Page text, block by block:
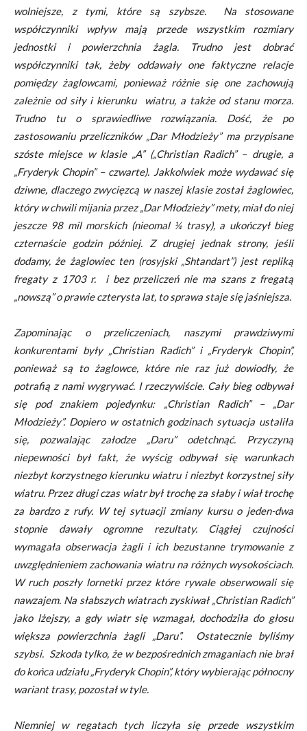
wolniejsze, z tymi, które są szybsze. Na stosowane
współczynniki wpływ mają przede wszystkim rozmiary
jednostki i powierzchnia żagla. Trudno jest dobrać
współczynniki tak, żeby oddawały one faktyczne relacje
pomiędzy żaglowcami, ponieważ różnie się one zachowują
zależnie od siły i kierunku wiatru, a także od stanu morza.
Trudno tu o sprawiedliwe rozwiązania. Dość, że po
zastosowaniu przeliczników „Dar Młodzieży” ma przypisane
szóste miejsce w klasie „A” („Christian Radich” – drugie, a
„Fryderyk Chopin” – czwarte). Jakkolwiek może wydawać się
dziwne, dlaczego zwycięzcą w naszej klasie został żaglowiec,
który w chwili mijania przez „Dar Młodzieży” mety, miał do niej
jeszcze 98 mil morskich (nieomal ¼ trasy), a ukończył bieg
czternaście godzin później. Z drugiej jednak strony, jeśli
dodamy, że żaglowiec ten (rosyjski „Shtandart”) jest repliką
fregaty z 1703 r. i bez przeliczeń nie ma szans z fregatą
„nowszą” o prawie czterysta lat, to sprawa staje się jaśniejsza.
Zapominając o przeliczeniach, naszymi prawdziwymi
konkurentami były „Christian Radich” i „Fryderyk Chopin”,
ponieważ są to żaglowce, które nie raz już dowiodły, że
potrafią z nami wygrywać. I rzeczywiście. Cały bieg odbywał
się pod znakiem pojedynku: „Christian Radich” – „Dar
Młodzieży”. Dopiero w ostatnich godzinach sytuacja ustaliła
się, pozwalając załodze „Daru” odetchnąć. Przyczyną
niepewności był fakt, że wyścig odbywał się warunkach
niezbyt korzystnego kierunku wiatru i niezbyt korzystnej siły
wiatru. Przez długi czas wiatr był trochę za słaby i wiał trochę
za bardzo z rufy. W tej sytuacji zmiany kursu o jeden-dwa
stopnie dawały ogromne rezultaty. Ciągłej czujności
wymagała obserwacja żagli i ich bezustanne trymowanie z
uwzględnieniem zachowania wiatru na różnych wysokościach.
W ruch poszły lornetki przez które rywale obserwowali się
nawzajem. Na słabszych wiatrach zyskiwał „Christian Radich”
jako lżejszy, a gdy wiatr się wzmagał, dochodziła do głosu
większa powierzchnia żagli „Daru”. Ostatecznie byliśmy
szybsi. Szkoda tylko, że w bezpośrednich zmaganiach nie brał
do końca udziału „Fryderyk Chopin”, który wybierając północny
wariant trasy, pozostał w tyle.
Niemniej w regatach tych liczyła się przede wszystkim